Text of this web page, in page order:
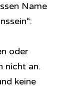
Name
oder
nicht an.
keine